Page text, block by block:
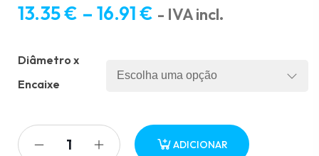
13.35€ – 16.91€
range:
13.35 €
through
- IVA incl.
Diâmetro x
Encaixe
ADICIONAR